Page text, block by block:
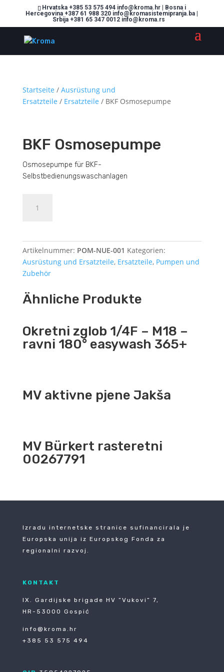
Hrvatska +385 53 575 494 info@kroma.hr | Bosna i
Hercegovina +387 61 988 320 info@kromasistemipranja.ba |
Srbija +381 65 347 0012 info@kroma.rs
Startseite / Ausrüstung und
Ersatzteile / Ersatzteile / BKF Osmosepumpe
BKF Osmosepumpe
Osmosepumpe für BKF-
Selbstbedienungswaschanlagen
Osmosepumpe
Artikelnummer: POM-NUE-001 Kategorien:
Ausrüstung und Ersatzteile, Ersatzteile, Pumpen und
Zubehör
Ähnliche Produkte
Okretni zglob 1/4F – M18 –
ravni 180° easywash 365+
MV aktivne pjene Jakša
MV Bürkert rasteretni
00267791
Izradu internetske stranice sufinancirala je
Europska unija iz Europskog Fonda za
regionalni razvoj.
KONTAKT
IX. Gardijske brigade HV ”Vukovi” 7,
HR-53000 Gospić
info@kroma.hr
+385 53 575 494